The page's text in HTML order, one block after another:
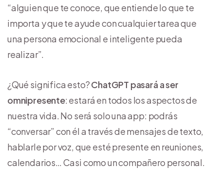
“alguien que te conoce, que entiende lo que te
importa y que te ayude con cualquier tarea que
una persona emocional e inteligente pueda
realizar”.
¿Qué significa esto?ChatGPT pasará a ser
omnipresente: estará en todos los aspectos de
nuestra vida. No será solo una app: podrás
“conversar” con él a través de mensajes de texto,
hablarle por voz, que esté presente en reuniones,
calendarios… Casi como un compañero personal.